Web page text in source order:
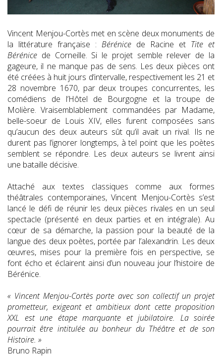
Vincent Menjou-Cortès met en scène deux monuments de
la littérature française : Bérénice de Racine et Tite et
Bérénice de Corneille. Si le projet semble relever de la
gageure, il ne manque pas de sens. Les deux pièces ont
été créées à huit jours d’intervalle, respectivement les 21 et
28 novembre 1670, par deux troupes concurrentes, les
comédiens de l’Hôtel de Bourgogne et la troupe de
Molière. Vraisemblablement commandées par Madame,
belle-soeur de Louis XIV, elles furent composées sans
qu’aucun des deux auteurs sût qu’il avait un rival. Ils ne
durent pas l’ignorer longtemps, à tel point que les poètes
semblent se répondre. Les deux auteurs se livrent ainsi
une bataille décisive.
Attaché aux textes classiques comme aux formes
théâtrales contemporaines, Vincent Menjou-Cortès s’est
lancé le défi de réunir les deux pièces rivales en un seul
spectacle (présenté en deux parties et en intégrale). Au
cœur de sa démarche, la passion pour la beauté de la
langue des deux poètes, portée par l’alexandrin. Les deux
œuvres, mises pour la première fois en perspective, se
font écho et éclairent ainsi d’un nouveau jour l’histoire de
Bérénice.
« Vincent Menjou-Cortès porte avec son collectif un projet
prometteur, exigeant et ambitieux dont cette proposition
XXL est une étape marquante et jubilatoire. La soirée
pourrait être intitulée au bonheur du Théâtre et de son
Histoire. »
Bruno Rapin